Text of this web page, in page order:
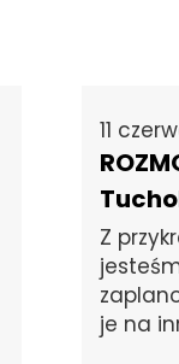
11
Z
je na